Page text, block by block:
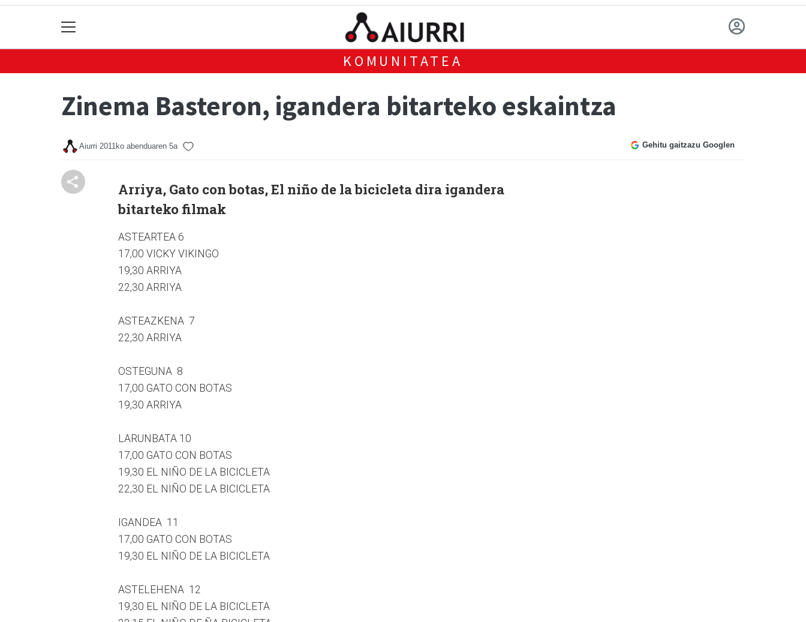
KOMUNITATEA
Zinema Basteron, igandera bitarteko eskaintza
Aiurri 2011ko abenduaren 5a Gehitu gaitzazu Googlen
Arriya, Gato con botas, El niño de la bicicleta dira igandera
bitarteko filmak
ASTEARTEA 6
17,00 VICKY VIKINGO
19,30 ARRIYA
22,30 ARRIYA
ASTEAZKENA 7
22,30 ARRIYA
OSTEGUNA 8
17,00 GATO CON BOTAS
19,30 ARRIYA
LARUNBATA 10
17,00 GATO CON BOTAS
19,30 EL NIÑO DE LA BICICLETA
22,30 EL NIÑO DE LA BICICLETA
IGANDEA 11
17,00 GATO CON BOTAS
19,30 EL NIÑO DE LA BICICLETA
ASTELEHENA 12
19,30 EL NIÑO DE LA BICICLETA